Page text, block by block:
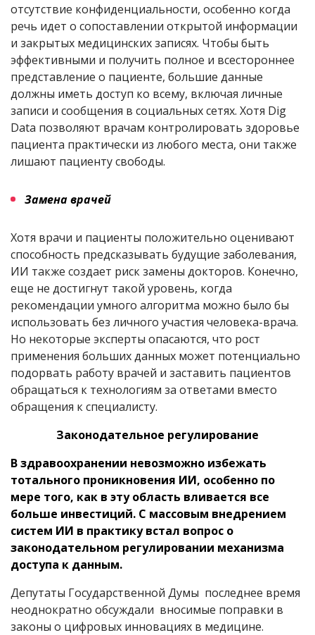
отсутствие конфиденциальности, особенно когда
речь идет о сопоставлении открытой информации
и закрытых медицинских записях. Чтобы быть
эффективными и получить полное и всестороннее
представление о пациенте, большие данные
должны иметь доступ ко всему, включая личные
записи и сообщения в социальных сетях. Хотя Dig
Data позволяют врачам контролировать здоровье
пациента практически из любого места, они также
лишают пациенту свободы.
Замена врачей
Хотя врачи и пациенты положительно оценивают
способность предсказывать будущие заболевания,
ИИ также создает риск замены докторов. Конечно,
еще не достигнут такой уровень, когда
рекомендации умного алгоритма можно было бы
использовать без личного участия человека-врача.
Но некоторые эксперты опасаются, что рост
применения больших данных может потенциально
подорвать работу врачей и заставить пациентов
обращаться к технологиям за ответами вместо
обращения к специалисту.
Законодательное регулирование
В здравоохранении невозможно избежать
тотального проникновения ИИ, особенно по
мере того, как в эту область вливается все
больше инвестиций. С массовым внедрением
систем ИИ в практику встал вопрос о
законодательном регулировании механизма
доступа к данным.
Депутаты Государственной Думы последнее время
неоднократно обсуждали вносимые поправки в
законы о цифровых инновациях в медицине.